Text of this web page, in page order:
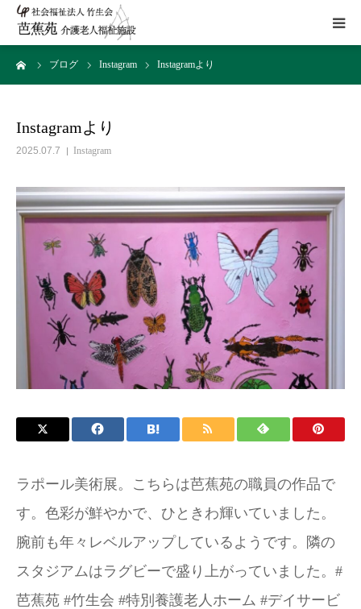
ブログ Instagram Instagramより
Instagramより
2025.07.7 Instagram
ラポール美術展。こちらは芭蕉苑の職員の作品で
す。色彩が鮮やかで、ひときわ輝いていました。
腕前も年々レベルアップしているようです。隣の
スタジアムはラグビーで盛り上がっていました。#
芭蕉苑 #竹生会 #特別養護老人ホーム #デイサービ
施設概要
サービス
Instagram
取組み
アクセス
お問い合わせ
施設パンフレット